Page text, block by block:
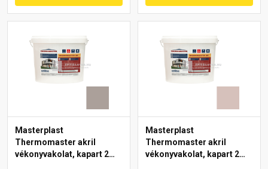
Masterplast
Thermomaster akril
vékonyvakolat, kapart 2
Masterplast
Thermomaster akril
vékonyvakolat, kapart 2